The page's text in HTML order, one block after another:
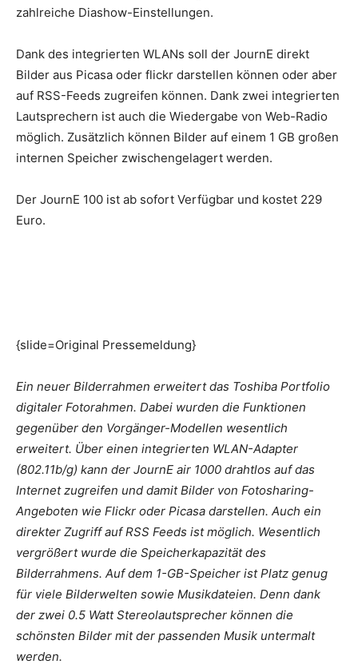
zahlreiche Diashow-Einstellungen.
Dank des integrierten WLANs soll der JournE direkt
Bilder aus Picasa oder flickr darstellen können oder aber
auf RSS-Feeds zugreifen können. Dank zwei integrierten
Lautsprechern ist auch die Wiedergabe von Web-Radio
möglich. Zusätzlich können Bilder auf einem 1 GB großen
internen Speicher zwischengelagert werden.
Der JournE 100 ist ab sofort Verfügbar und kostet 229
Euro.
{slide=Original Pressemeldung}
Ein neuer Bilderrahmen erweitert das Toshiba Portfolio
digitaler Fotorahmen. Dabei wurden die Funktionen
gegenüber den Vorgänger-Modellen wesentlich
erweitert. Über einen integrierten WLAN-Adapter
(802.11b/g) kann der JournE air 1000 drahtlos auf das
Internet zugreifen und damit Bilder von Fotosharing-
Angeboten wie Flickr oder Picasa darstellen. Auch ein
direkter Zugriff auf RSS Feeds ist möglich. Wesentlich
vergrößert wurde die Speicherkapazität des
Bilderrahmens. Auf dem 1-GB-Speicher ist Platz genug
für viele Bilderwelten sowie Musikdateien. Denn dank
der zwei 0.5 Watt Stereolautsprecher können die
schönsten Bilder mit der passenden Musik untermalt
werden.